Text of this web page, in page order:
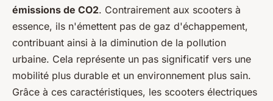
émissions de CO2. Contrairement aux scooters à
essence, ils n'émettent pas de gaz d'échappement,
contribuant ainsi à la diminution de la pollution
urbaine. Cela représente un pas significatif vers une
mobilité plus durable et un environnement plus sain.
Grâce à ces caractéristiques, les scooters électriques